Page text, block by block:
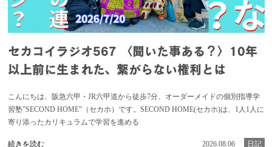
セカコイラジオ567 〈聞いた事ある？〉10年
以上前に生まれた、繋がらない権利とは
こんにちは、阪急六甲・JR六甲道から徒歩7分、オーダーメイドの個別指導学
習塾”SECOND HOME”（セカホ）です。SECOND HOME(セカホ)は、1人1人に
寄り添ったカリキュラムで学習を進める
続きを読む 2026.08.06 日記